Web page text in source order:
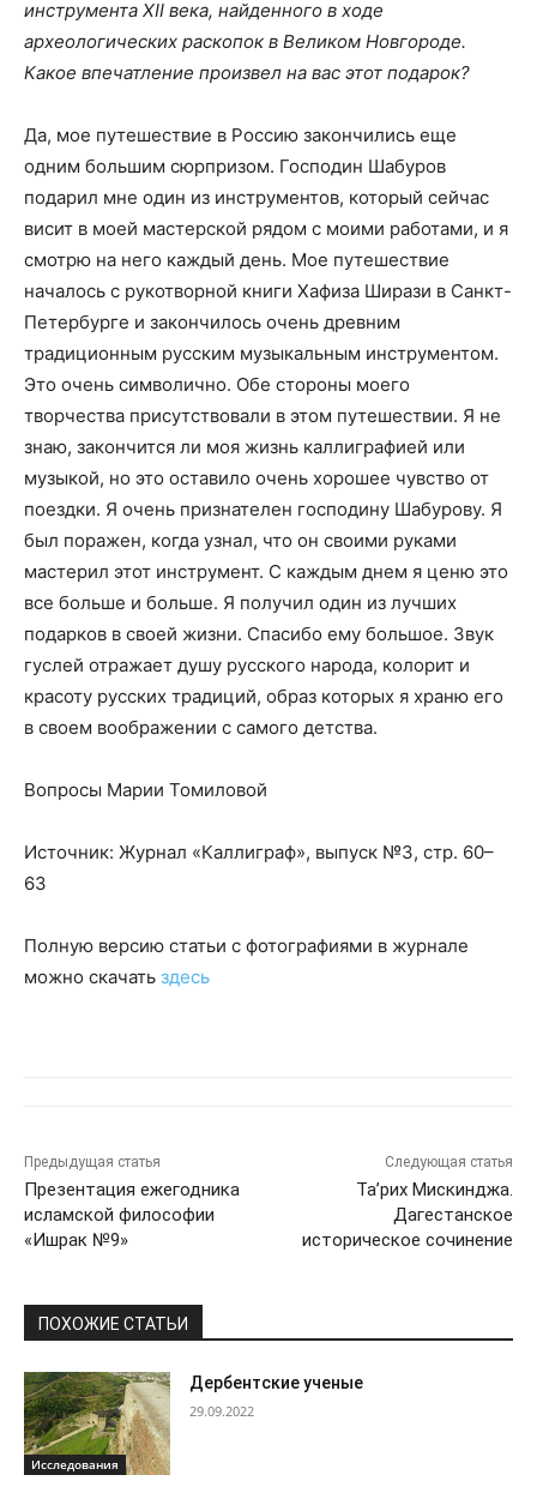
инструмента XII века, найденного в ходе
археологических раскопок в Великом Новгороде.
Какое впечатление произвел на вас этот подарок?
Да, мое путешествие в Россию закончились еще
одним большим сюрпризом. Господин Шабуров
подарил мне один из инструментов, который сейчас
висит в моей мастерской рядом с моими работами, и я
смотрю на него каждый день. Мое путешествие
началось с рукотворной книги Хафиза Ширази в Санкт-
Петербурге и закончилось очень древним
традиционным русским музыкальным инструментом.
Это очень символично. Обе стороны моего
творчества присутствовали в этом путешествии. Я не
знаю, закончится ли моя жизнь каллиграфией или
музыкой, но это оставило очень хорошее чувство от
поездки. Я очень признателен господину Шабурову. Я
был поражен, когда узнал, что он своими руками
мастерил этот инструмент. С каждым днем я ценю это
все больше и больше. Я получил один из лучших
подарков в своей жизни. Спасибо ему большое. Звук
гуслей отражает душу русского народа, колорит и
красоту русских традиций, образ которых я храню его
в своем воображении с самого детства.
Вопросы Марии Томиловой
Источник: Журнал «Каллиграф», выпуск №3, стр. 60–
63
Полную версию статьи с фотографиями в журнале
можно скачать здесь
Предыдущая статья
Презентация ежегодника
исламской философии
«Ишрак №9»
Следующая статья
Та’рих Мискинджа.
Дагестанское
историческое сочинение
ПОХОЖИЕ СТАТЬИ
Исследования
Дербентские ученые
29.09.2022